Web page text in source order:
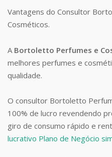
Vantagens do Consultor
Cosméticos.
A Bortoletto Perfumes e
melhores perfumes e
qualidade.
O consultor Bortoletto
100% de lucro revendendo
giro de consumo rápido e
lucrativo Plano de Negócio